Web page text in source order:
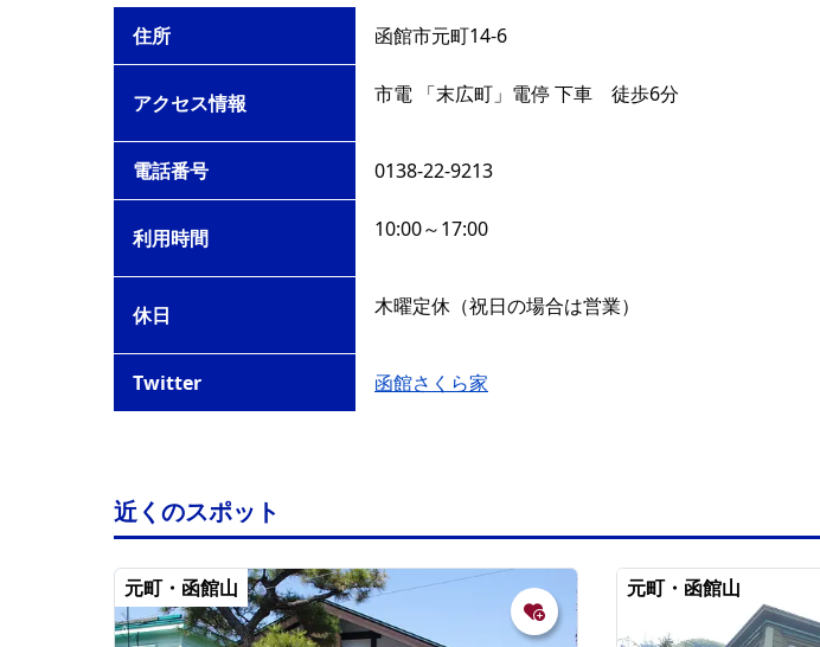
住所 函館市元町14-6
アクセス情報 市電 「末広町」電停 下車 徒歩6分
電話番号 0138-22-9213
利用時間 10:00～17:00
休日 木曜定休（祝日の場合は営業）
Twitter 函館さくら家
近くのスポット
元町・函館山 元町・函館山